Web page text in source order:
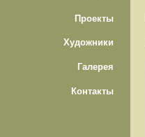
Проекты
Художники
Галерея
Контакты